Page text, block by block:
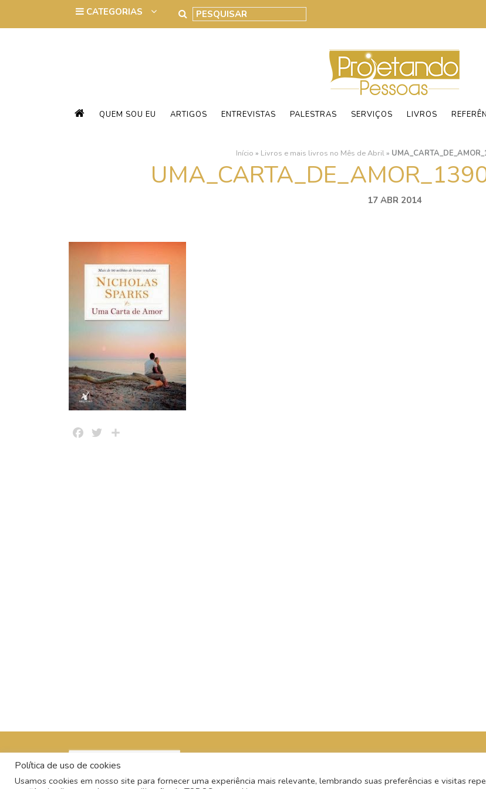
QUEM SOU EU ARTIGOS ENTREVISTAS PALESTRAS SERVIÇOS LIVROS
Início » Livros e mais livros no Mês de Abril»
17 ABR 2014
FacebookTwitter
Política de uso de cookies
Usamos cookies em nosso site para fornecer uma experiência mais relevante, lembrando suas preferências e visitas